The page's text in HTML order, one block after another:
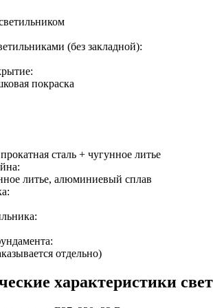
(без закладной):
покраска
сталь + чугунное литье
литье, алюминиевый сплав
отдельно)
характеристики